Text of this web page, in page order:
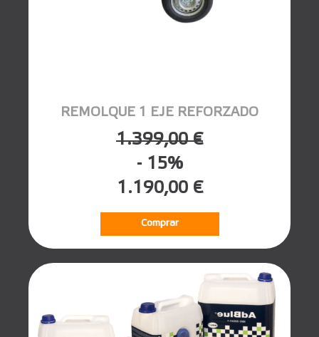
REMOLQUE 1 EJE REFORZADO
1.399,00 €
- 15%
1.190,00 €
Comprar